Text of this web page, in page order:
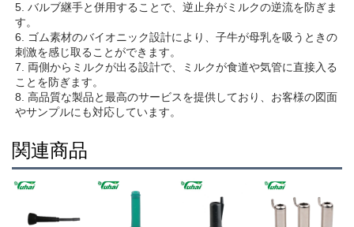
5. バルブ継手と併用することで、逆止弁がミルクの逆流を防ぎま
す。
6. ゴム素材のバイオニック設計により、子牛が母乳を吸うときの
刺激を感じ取ることができます。
7. 両側からミルクが出る設計で、ミルクが食道や気管に直接入る
ことを防ぎます。
8. 高品質な製品と最高のサービスを提供しており、お客様の図面
やサンプルにも対応しています。
関連商品